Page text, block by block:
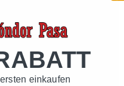
einkaufen